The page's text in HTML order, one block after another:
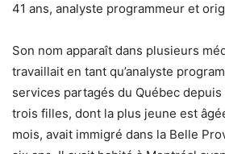
41 ans, analyste programmeur et
Son nom apparaît dans plusieurs
travaillait en tant qu’analyste
services partagés du Québec depuis
trois filles, dont la plus jeune est
mois, avait immigré dans la Belle